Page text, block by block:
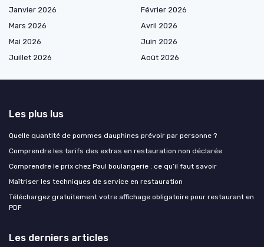
Janvier 2026
Février 2026
Mars 2026
Avril 2026
Mai 2026
Juin 2026
Juillet 2026
Août 2026
Les plus lus
Quelle quantité de pommes dauphines prévoir par personne ?
Comprendre les tarifs des extras en restauration non déclarée
Comprendre le prix chez Paul boulangerie : ce qu’il faut savoir
Maîtriser les techniques de service en restauration
Téléchargez gratuitement votre affichage obligatoire pour restaurant en
PDF
Les derniers articles